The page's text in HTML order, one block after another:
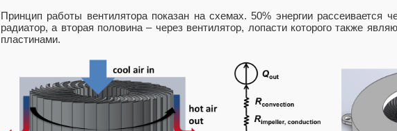
Принцип работы вентилятора показан на схемах. 50% энергии рассеивается
радиатор, а вторая половина – через вентилятор, лопасти которого также
пластинами.